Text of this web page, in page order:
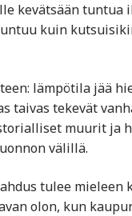
kevätsään tuntua
kuin
lämpötila jää
taivas tekevät
muurit ja
välillä.
tulee mieleen
olon, kun